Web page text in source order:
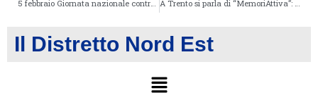
Il Distretto Nord Est